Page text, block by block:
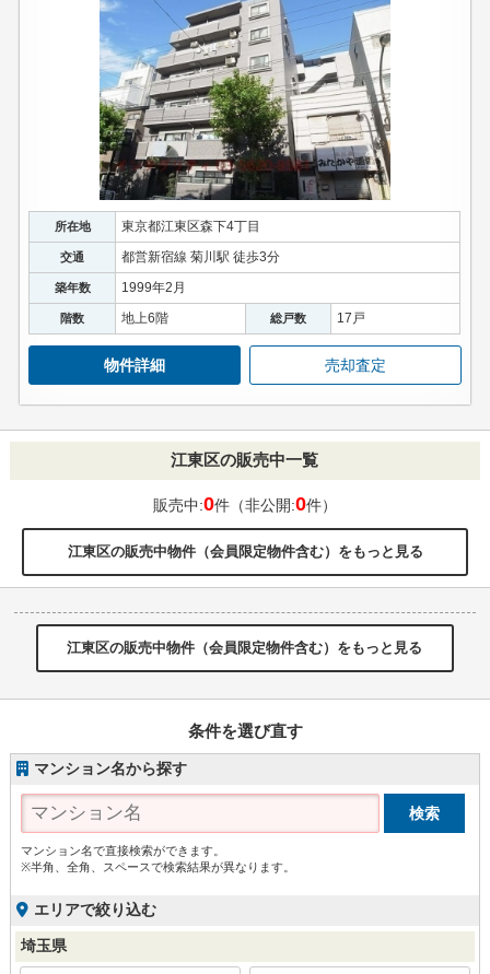
所在地 東京都江東区森下4丁目
交通 都営新宿線 菊川駅 徒歩3分
築年数 1999年2月
階数 地上6階 総戸数 17戸
物件詳細 売却査定
江東区の販売中一覧
販売中:0件（非公開:0件）
江東区の販売中物件（会員限定物件含む）をもっと見る
江東区の販売中物件（会員限定物件含む）をもっと見る
条件を選び直す
マンション名から探す
マンション名で直接検索ができます。
※半角、全角、スペースで検索結果が異なります。
エリアで絞り込む
埼玉県